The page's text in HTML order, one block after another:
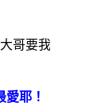
哥要我
耶！